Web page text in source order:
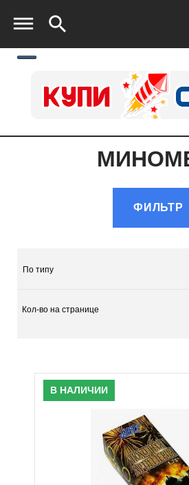
ФИЛЬТР
По типу
Кол-во на странице
В НАЛИЧИИ